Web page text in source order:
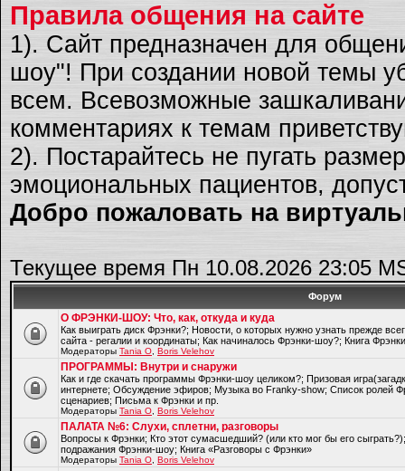
Правила общения на сайте
1). Сайт предназначен для
шоу"! При создании новой темы
всем. Всевозможные
комментариях к темам
2). Постарайтесь не пугать
эмоциональных пациентов,
Добро пожаловать на
Текущее время Пн 10.08.2026 23:05
Форум
О ФРЭНКИ-ШОУ: Что, как, откуда и куда
Как выиграть диск Фрэнки?; Новости, о которых нужно узнать прежде
сайта - регалии и координаты; Как начиналось Фрэнки-шоу?; Книга
Модераторы Tania O Boris Velehov
ПРОГРАММЫ: Внутри и снаружи
Как и где скачать программы Фрэнки-шоу целиком?; Призовая
интернете; Обсуждение эфиров; Музыка во Franky-show; Список ролей
сценариев; Письма к Фрэнки и пр.
Модераторы Tania O Boris Velehov
ПАЛАТА №6: Слухи, сплетни, разговоры
Вопросы к Фрэнки; Кто этот сумасшедший? (или кто мог бы его
подражания Фрэнки-шоу; Книга «Разговоры с Фрэнки»
Модераторы Tania O Boris Velehov